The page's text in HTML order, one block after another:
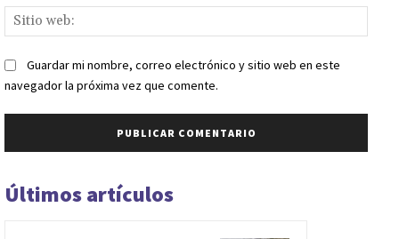
web:
Guardar mi nombre, correo electrónico y sitio web en este
navegador la próxima vez que comente.
Últimos artículos